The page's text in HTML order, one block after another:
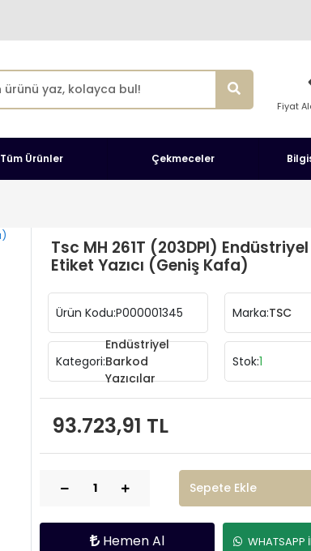
Fiyat
Tüm Ürünler Çekmeceler
Tsc MH 261T (203DPI)
Etiket Yazıcı (Geniş Kafa)
Ürün Kodu:P000001345 Marka:TSC
Kategori:
Endüstriyel
Barkod
Yazıcılar
Stok:1
93.723,91 TL
Sepete Ekle
Hemen Al WHATSAPP